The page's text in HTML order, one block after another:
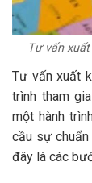
Tư vấn
Tư vấn xuất
trình tham
một hành
cầu sự
đây là các